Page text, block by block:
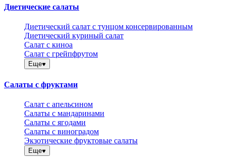
Диетические салаты
Диетический салат с тунцом консервированным
Диетический куриный салат
Салат с киноа
Салат с грейпфрутом
Еще
Салаты с фруктами
Салат с апельсином
Салаты с мандаринами
Салаты с ягодами
Салаты с виноградом
Экзотические фруктовые салаты
Еще